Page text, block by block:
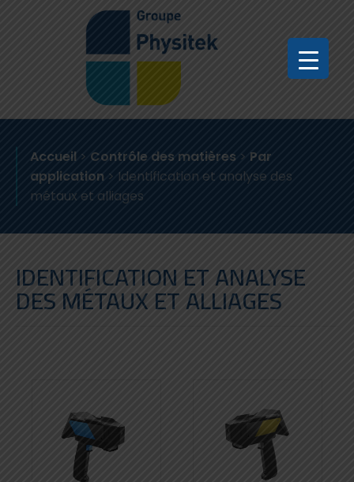
Accueil > Contrôle des matières > Par
application > Identification et analyse des
métaux et alliages
IDENTIFICATION ET ANALYSE
DES MÉTAUX ET ALLIAGES